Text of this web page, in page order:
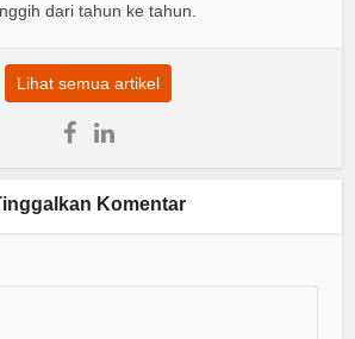
dari tahun ke tahun.
Lihat semua artikel
Komentar